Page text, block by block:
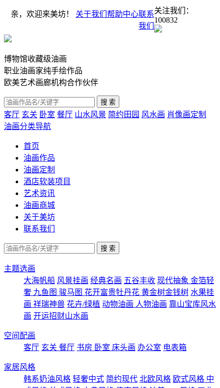
亲，欢迎来美坊！ 关于我们 帮助中心联系
我们
关注我们：
100832
博物馆收藏级油画
职业油画家纯手绘作品
欧美艺术画廊机构合作伙伴
客厅 玄关 卧室 餐厅 山水风景 简约田园 风水画 肖像画定制
油画分类导航
首页
油画作品
油画定制
酒店软装项目
艺术资讯
油画商城
关于美坊
联系我们
主题选画
大海帆船 风景挂画 经典名画 五谷丰收 现代抽象 金箔轻
奢 九鱼图 骏马图 花开富贵牡丹花 黄金树金钱树 水果挂
画 祥瑞神兽 花卉/绿植 动物油画 人物油画 靠山宝库风水
画 开运招财山水画
空间配画
客厅 玄关 餐厅 书房 卧室 床头画 办公室 电表箱
家居风格
韩系奶油风格 轻奢中式 简约现代 北欧风格 欧式风格 中